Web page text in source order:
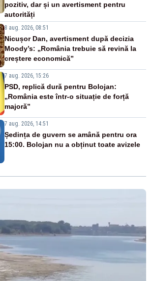
pozitiv, dar și un avertisment pentru
autorități
8 aug. 2026, 08:51
Nicușor Dan, avertisment după decizia
Moody’s: „România trebuie să revină la
creștere economică”
7 aug. 2026, 15:26
PSD, replică dură pentru Bolojan:
„România este într-o situație de forță
majoră”
7 aug. 2026, 14:51
Ședința de guvern se amână pentru ora
15:00. Bolojan nu a obținut toate avizele